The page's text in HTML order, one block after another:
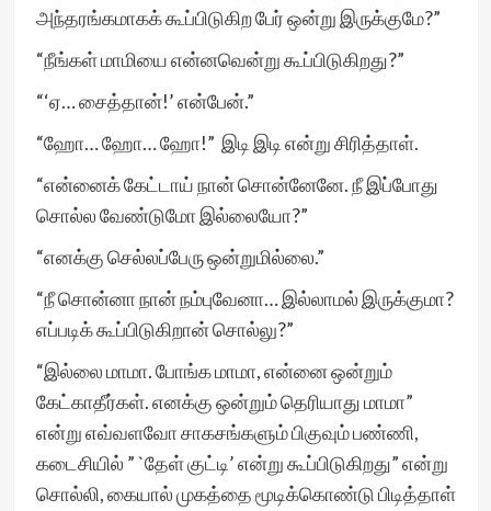
அந்தரங்கமாகக் கூப்பிடுகிற பேர் ஒன்று இருக்குமே?”
“நீங்கள் மாமியை என்னவென்று கூப்பிடுகிறது?”
“‘ஏ… சைத்தான்!’ என்பேன்.”
“ஹோ… ஹோ… ஹோ!” இடி இடி என்று சிரித்தாள்.
“என்னைக் கேட்டாய் நான் சொன்னேனே. நீ இப்போது
சொல்ல வேண்டுமோ இல்லையோ?”
“எனக்கு செல்லப்பேரு ஒன்றுமில்லை.”
“நீ சொன்னா நான் நம்புவேனா… இல்லாமல் இருக்குமா?
எப்படிக் கூப்பிடுகிறான் சொல்லு?”
“இல்லை மாமா. போங்க மாமா, என்னை ஒன்றும்
கேட்காதீர்கள். எனக்கு ஒன்றும் தெரியாது மாமா”
என்று எவ்வளவோ சாகசங்களும் பிகுவும் பண்ணி,
கடைசியில் ” `தேள் குட்டி’ என்று கூப்பிடுகிறது” என்று
சொல்லி, கையால் முகத்தை மூடிக்கொண்டு பிடித்தாள்